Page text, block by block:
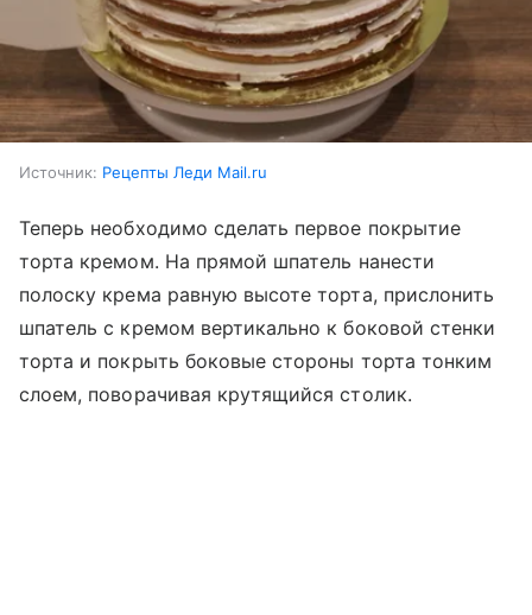
Источник: Рецепты Леди Mail.ru
Теперь необходимо сделать первое покрытие
торта кремом. На прямой шпатель нанести
полоску крема равную высоте торта, прислонить
шпатель с кремом вертикально к боковой стенки
торта и покрыть боковые стороны торта тонким
слоем, поворачивая крутящийся столик.